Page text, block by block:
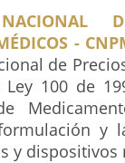
-
de
100 de
y
y dispositivos